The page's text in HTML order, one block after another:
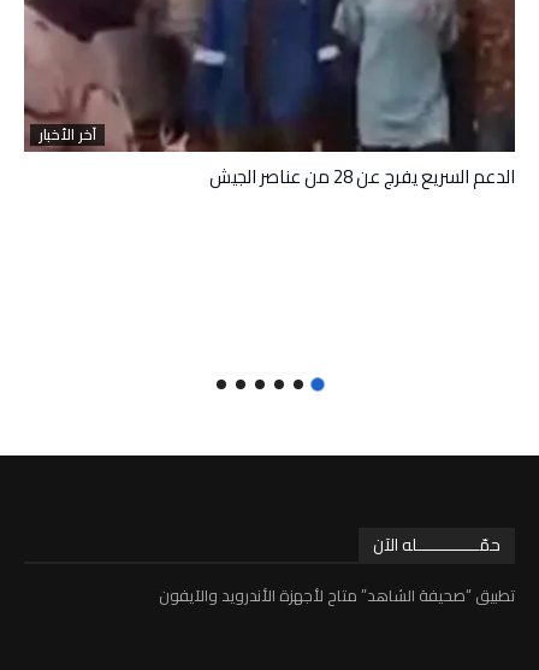
آخر الأخبار
الدعم السريع يفرج عن 28 من عناصر الجيش
حمّـــــــــــــله الآن
تطبيق “صحيفة الشاهد” متاح لأجهزة الأندرويد والآيفون